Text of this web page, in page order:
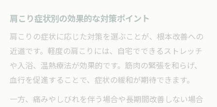
肩こり症状別の効果的な対策ポイント
肩こりの症状に応じた対策を選ぶことが、根本改善への
近道です。軽度の肩こりには、自宅でできるストレッチ
や入浴、温熱療法が効果的です。筋肉の緊張を和らげ、
血行を促進することで、症状の緩和が期待できます。
一方、痛みやしびれを伴う場合や長期間改善しない場合